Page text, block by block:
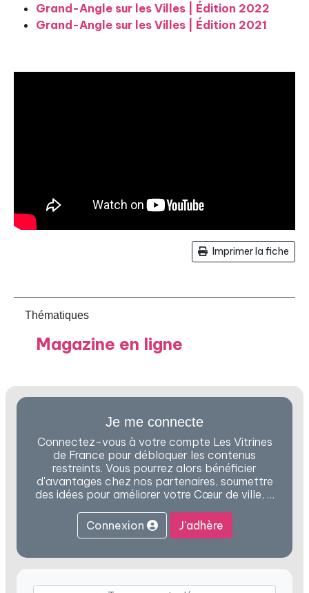
Grand-Angle sur les Villes | Édition 2022
Grand-Angle sur les Villes | Édition 2021
Imprimer la fiche
Thématiques
Magazine en ligne
Je me connecte
Connectez-vous à votre compte Les Vitrines
de France pour débloquer les contenus
restreints. Vous pourrez alors bénéficier
d'avantages chez nos partenaires, soumettre
des idées pour améliorer votre Cœur de ville, …
Connexion J'adhère